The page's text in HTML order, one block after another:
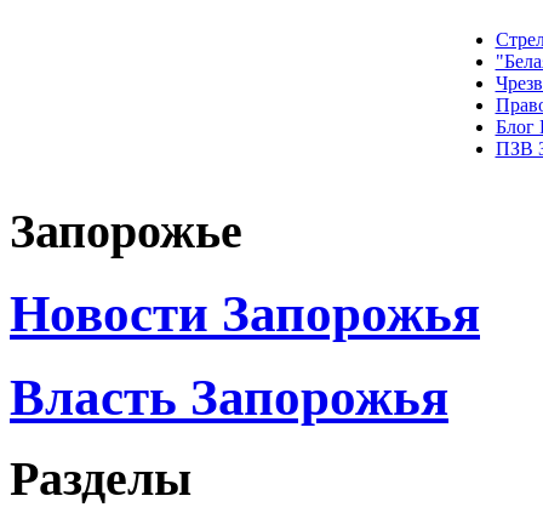
Блог
ПЗВ
Запорожье
Новости Запорожья
Власть Запорожья
Разделы